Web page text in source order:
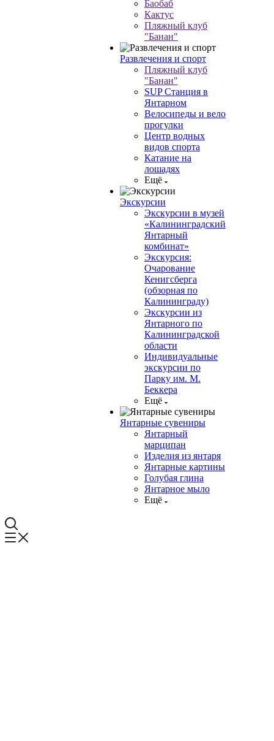
Баобаб
Кактус
Пляжный клуб
"Банан"
Развлечения и спорт
Пляжный клуб
"Банан"
SUP Станция в
Янтарном
Велосипеды и вело
прогулки
Центр водных
видов спорта
Катание на
лошадях
Ещё
Экскурсии
Экскурсии в музей
«Калининградский
Янтарный
комбинат»
Экскурсия:
Очарование
Кенигсберга
(обзорная по
Калининграду)
Экскурсии из
Янтарного по
Калининградской
области
Индивидуальные
экскурсии по
Парку им. М.
Беккера
Ещё
Янтарные сувениры
Янтарный
марципан
Изделия из янтаря
Янтарные картины
Голубая глина
Янтарное мыло
Ещё